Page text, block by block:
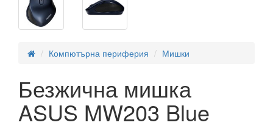
Компютърна периферия Мишки
Безжична мишка
ASUS MW203 Blue